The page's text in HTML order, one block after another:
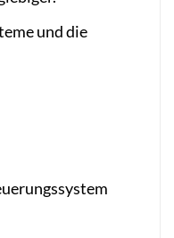
und die